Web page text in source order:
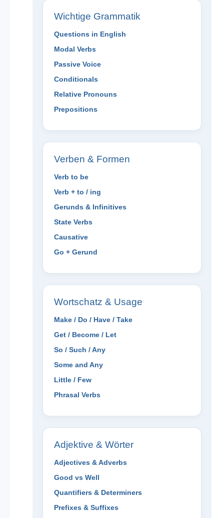
Wichtige Grammatik
Questions in English
Modal Verbs
Passive Voice
Conditionals
Relative Pronouns
Prepositions
Verben & Formen
Verb to be
Verb + to / ing
Gerunds & Infinitives
State Verbs
Causative
Go + Gerund
Wortschatz & Usage
Make / Do / Have / Take
Get / Become / Let
So / Such / Any
Some and Any
Little / Few
Phrasal Verbs
Adjektive & Wörter
Adjectives & Adverbs
Good vs Well
Quantifiers & Determiners
Prefixes & Suffixes